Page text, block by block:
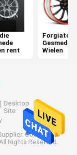
rent
Forgiato
Gesmede
Wielen
Desktop
Site
Copyright ©
Rights Reserved.